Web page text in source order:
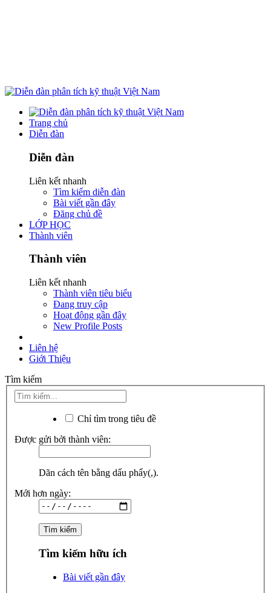
Trang chủ
Diễn đàn
Diễn đàn
Liên kết nhanh
Tìm kiếm diễn đàn
Bài viết gần đây
Đăng chủ đề
LỚP HỌC
Thành viên
Thành viên
Liên kết nhanh
Thành viên tiêu biểu
Đang truy cập
Hoạt động gần đây
New Profile Posts
Liên hệ
Giới Thiệu
Tìm kiếm
Chỉ tìm trong tiêu đề
Được gửi bởi thành viên:
Dãn cách tên bằng dấu phẩy(,).
Mới hơn ngày:
Tìm kiếm hữu ích
Bài viết gần đây